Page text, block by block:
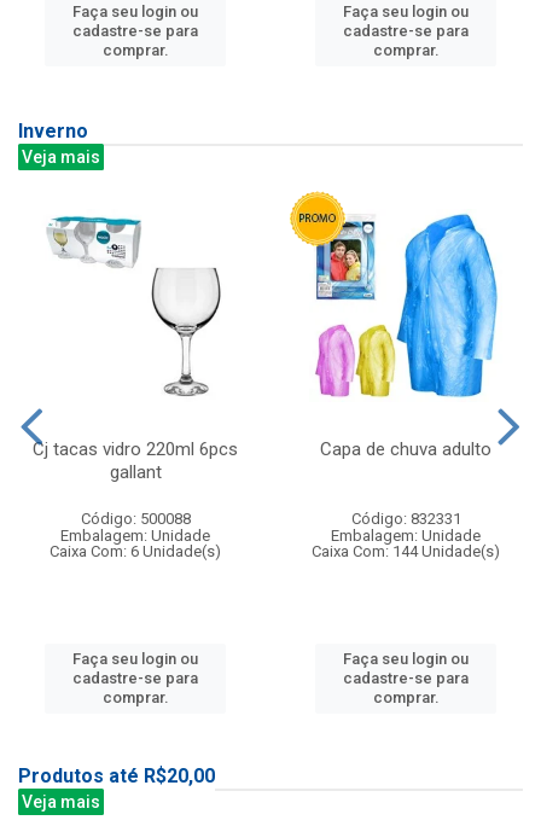
Faça seu login ou
cadastre-se para
comprar.
Faça seu login ou
cadastre-se para
comprar.
Inverno
Veja mais
Cj tacas vidro 220ml 6pcs
gallant
Código: 500088
Embalagem: Unidade
Caixa Com: 6 Unidade(s)
Faça seu login ou
cadastre-se para
comprar.
Capa de chuva adulto
Código: 832331
Embalagem: Unidade
Caixa Com: 144 Unidade(s)
Faça seu login ou
cadastre-se para
comprar.
Produtos até R$20,00
Veja mais